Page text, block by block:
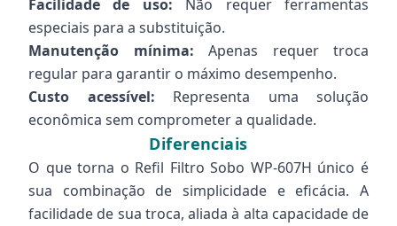
Facilidade de uso: Não requer ferramentas
especiais para a substituição.
Manutenção mínima: Apenas requer troca
regular para garantir o máximo desempenho.
Custo acessível: Representa uma solução
econômica sem comprometer a qualidade.
Diferenciais
O que torna o Refil Filtro Sobo WP-607H único é
sua combinação de simplicidade e eficácia. A
facilidade de sua troca, aliada à alta capacidade de